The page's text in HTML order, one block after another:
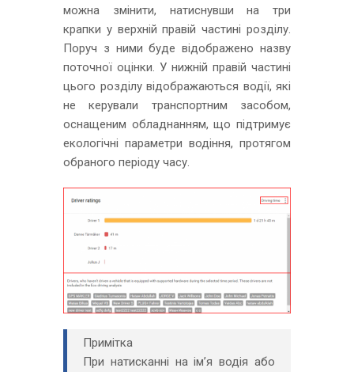
можна змінити, натиснувши на три
крапки у верхній правій частині розділу.
Поруч з ними буде відображено назву
поточної оцінки. У нижній правій частині
цього розділу відображаються водії, які
не керували транспортним засобом,
оснащеним обладнанням, що підтримує
екологічні параметри водіння, протягом
обраного періоду часу.
Примітка
При натисканні на ім’я водія або